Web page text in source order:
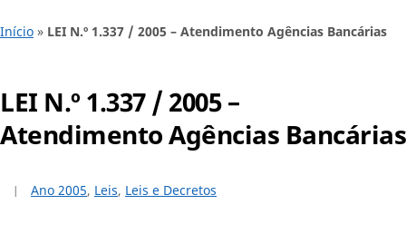
Início » LEI N.º 1.337 / 2005 – Atendimento Agências Bancárias
LEI N.º 1.337 / 2005 –
Atendimento Agências Bancárias
Ano 2005, Leis, Leis e Decretos